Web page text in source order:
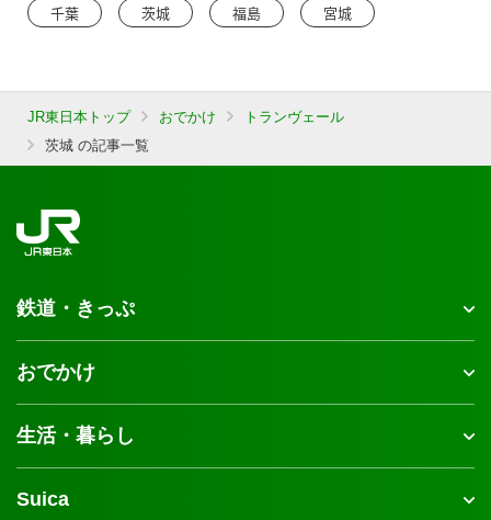
千葉 茨城 福島 宮城
JR東日本トップ おでかけ
トランヴェール
茨城 の記事一覧
鉄道・きっぷ
おでかけ
生活・暮らし
Suica